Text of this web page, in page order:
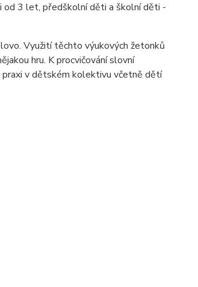
3 let, předškolní děti a školní děti -
Využití těchto výukových žetonků
hru. K procvičování slovní
v dětském kolektivu včetně dětí